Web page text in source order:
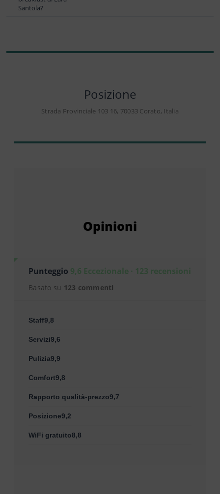
Santola?
Posizione
Strada Provinciale 103 16, 70033 Corato, Italia
Opinioni
Punteggio 9,6 Eccezionale · 123 recensioni
Basato su 123 commenti
Staff9,8
Servizi9,6
Pulizia9,9
Comfort9,8
Rapporto qualità-prezzo9,7
Posizione9,2
WiFi gratuito8,8